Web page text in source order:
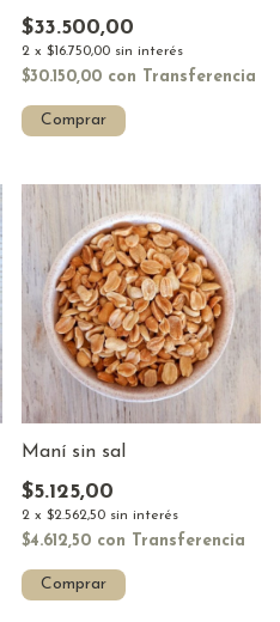
$33.500,00
2 x $16.750,00 sin interés
$30.150,00 con Transferencia
Comprar
Maní sin sal
$5.125,00
2 x $2.562,50 sin interés
$4.612,50 con Transferencia
Comprar